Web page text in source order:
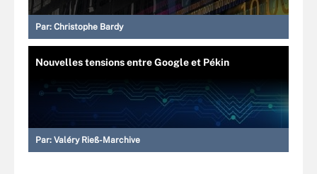
Par: Christophe Bardy
Nouvelles tensions entre Google et Pékin
Par: Valéry Rieß-Marchive